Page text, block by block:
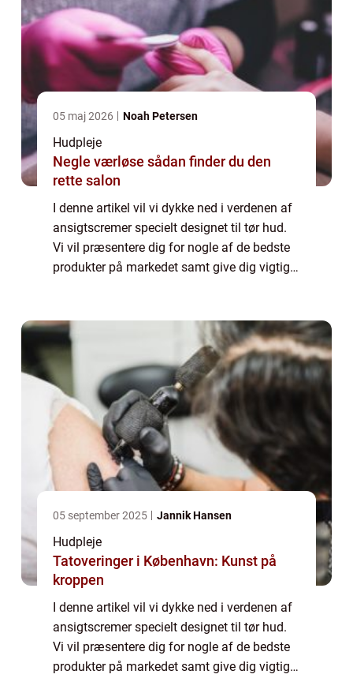
05 maj 2026 Noah Petersen
Hudpleje
Negle værløse sådan finder du den
rette salon
I denne artikel vil vi dykke ned i verdenen af
ansigtscremer specielt designet til tør hud.
Vi vil præsentere dig for nogle af de bedste
produkter på markedet samt give dig vigtige
05 september 2025 Jannik Hansen
Hudpleje
Tatoveringer i København: Kunst på
kroppen
I denne artikel vil vi dykke ned i verdenen af
ansigtscremer specielt designet til tør hud.
Vi vil præsentere dig for nogle af de bedste
produkter på markedet samt give dig vigtige